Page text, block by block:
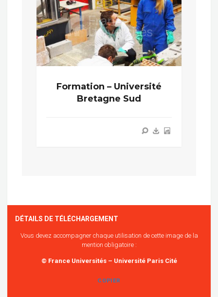
Formation – Université
Bretagne Sud
DÉTAILS DE TÉLÉCHARGEMENT
Vous devez accompagner chaque utilisation de cette image de la
mention obligatoire :
© France Universités – Université Paris Cité
COPIER